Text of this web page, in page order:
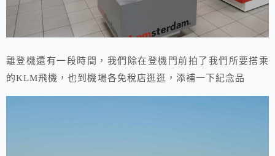
離登機還有一段時間，我們除在登機門前拍了我們所要搭乘
的KLM飛機，也到機場各免稅店逛逛，添補一下紀念品